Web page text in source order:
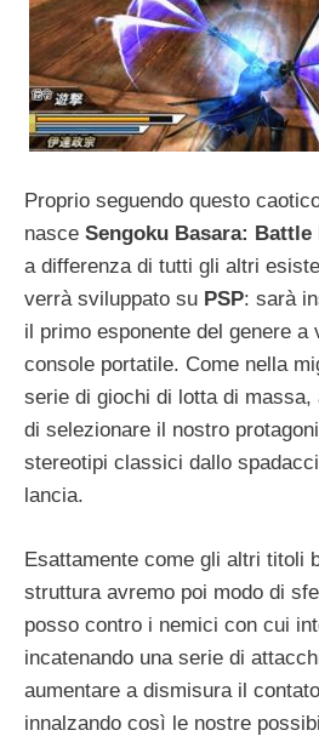
Proprio seguendo questo
nasce Sengoku Basara: Battle
a differenza di tutti gli altri
verrà sviluppato su PSP: sarà
il primo esponente del genere a
console portatile. Come nella
serie di giochi di lotta di
di selezionare il nostro
stereotipi classici dallo
lancia.
Esattamente come gli altri titoli
struttura avremo poi modo di
posso contro i nemici con cui
incatenando una serie di
aumentare a dismisura il
innalzando così le nostre